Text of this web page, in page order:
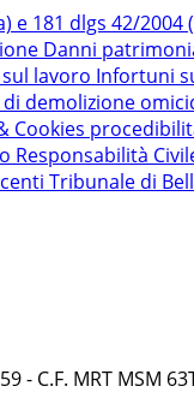
e 181 dlgs 42/2004
Danni
lavoro Infortuni
demolizione
Cookies
Responsabilità
Tribunale di
- C.F. MRT MSM